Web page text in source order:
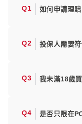
Q1 如何申請理賠
Q2 投保人需要
Q3 我未滿18歲
Q4 是否只限在